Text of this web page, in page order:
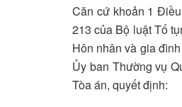
Căn cứ khoản 1
213 của Bộ luật Tố
Hôn nhân và gia
Ủy ban Thường vụ
Tòa án, quyết định: